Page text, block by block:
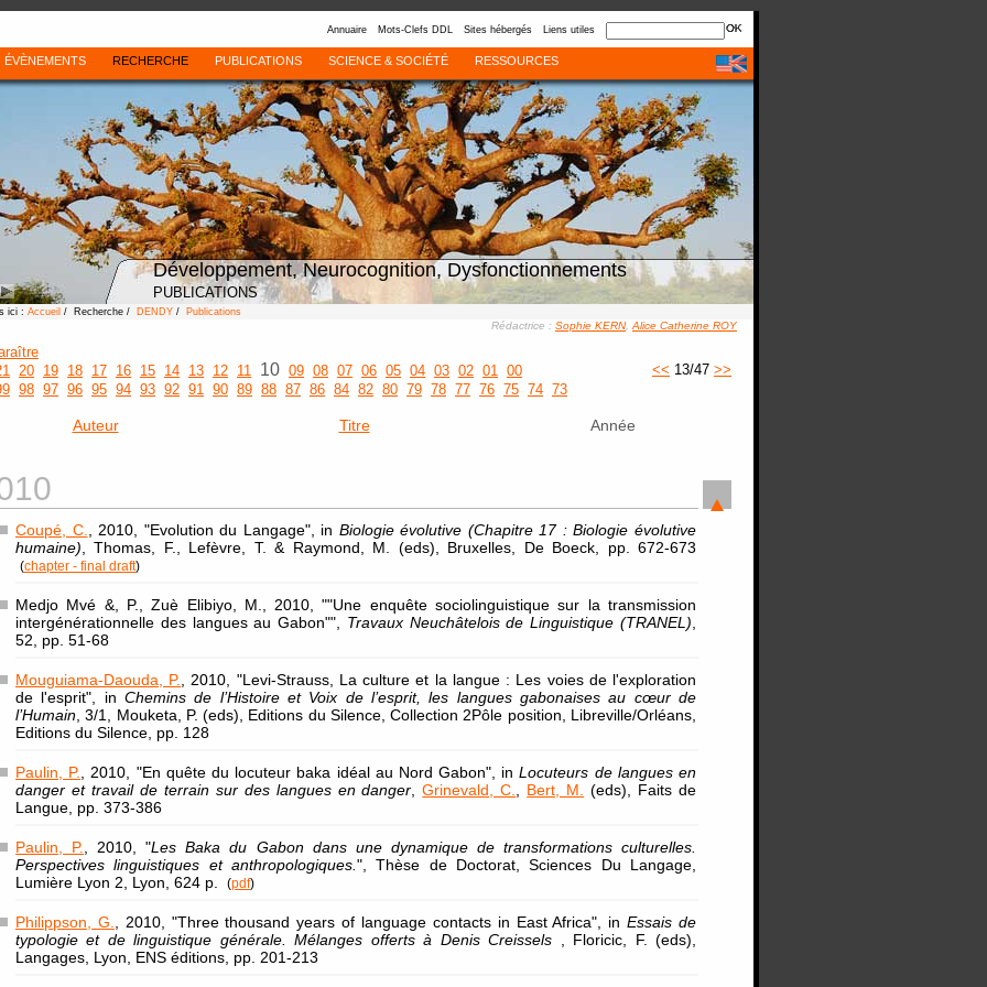
Annuaire Mots-Clefs DDL Sites hébergés Liens utiles
ÉVÈNEMENTS RECHERCHE PUBLICATIONS SCIENCE & SOCIÉTÉ RESSOURCES
Développement, Neurocognition, Dysfonctionnements
PUBLICATIONS
ici : Accueil / Recherche / DENDY / Publications
Rédactrice : Sophie KERN, Alice Catherine ROY
20 19 18 17 16 15 14 13 12 11 10 09 08 07 06 05 04 03 02 01 00
98 97 96 95 94 93 92 91 90 89 88 87 86 84 82 80 79 78 77 76 75 74 73
<< 13/47 >>
Auteur Titre Année
Coupé, C. , 2010, "Evolution du Langage", in Biologie évolutive (Chapitre 17 : Biologie évolutive
humaine) , Thomas, F., Lefèvre, T. & Raymond, M. (eds), Bruxelles, De Boeck, pp. 672-673
(chapter - final draft)
Medjo Mvé &, P., Zuè Elibiyo, M., 2010, ""Une enquête sociolinguistique sur la transmission
intergénérationnelle des langues au Gabon"", Travaux Neuchâtelois de Linguistique (TRANEL)
52, pp. 51-68
Mouguiama-Daouda, P.
, 2010, "Levi-Strauss, La culture et la langue : Les voies de l'exploration
de l'esprit", in Chemins de l’Histoire et Voix de l’esprit, les langues gabonaises au cœur de
l’Humain , 3/1, Mouketa, P. (eds), Editions du Silence, Collection 2Pôle position, Libreville/Orléans,
Editions du Silence, pp. 128
Paulin, P. , 2010, "En quête du locuteur baka idéal au Nord Gabon", inLocuteurs de langues en
danger et travail de terrain sur des langues en danger ,Grinevald, C. Bert, M.
(eds), Faits de
Langue, pp. 373-386
Paulin, P. , 2010, "Les Baka du Gabon dans une dynamique de transformations culturelles.
Perspectives linguistiques et anthropologiques. ", Thèse de Doctorat, Sciences Du Langage,
Lumière Lyon 2, Lyon, 624 p.
(pdf)
Philippson, G. , 2010, "Three thousand years of language contacts in East Africa", inEssais de
typologie et de linguistique générale. Mélanges offerts à Denis Creissels
, Floricic, F. (eds),
Langages, Lyon, ENS éditions, pp. 201-213